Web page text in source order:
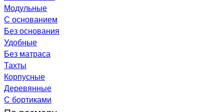
Модульные
С основанием
Без основания
Удобные
Без матраса
Тахты
Корпусные
Деревянные
С бортиками